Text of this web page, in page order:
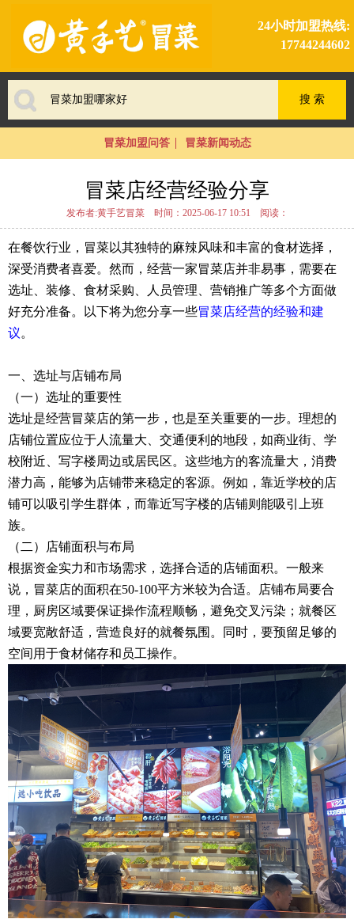
24小时加盟热线:
17744244602
冒菜加盟问答 冒菜新闻动态
冒菜店经营经验分享
发布者:黄手艺冒菜 时间：2025-06-17 10:51 阅读：
在餐饮行业，冒菜以其独特的麻辣风味和丰富的食材选择，
深受消费者喜爱。然而，经营一家冒菜店并非易事，需要在
选址、装修、食材采购、人员管理、营销推广等多个方面做
好充分准备。以下将为您分享一些冒菜店经营的经验和建
议。
一、选址与店铺布局
（一）选址的重要性
选址是经营冒菜店的第一步，也是至关重要的一步。理想的
店铺位置应位于人流量大、交通便利的地段，如商业街、学
校附近、写字楼周边或居民区。这些地方的客流量大，消费
潜力高，能够为店铺带来稳定的客源。例如，靠近学校的店
铺可以吸引学生群体，而靠近写字楼的店铺则能吸引上班
族。
（二）店铺面积与布局
根据资金实力和市场需求，选择合适的店铺面积。一般来
说，冒菜店的面积在50-100平方米较为合适。店铺布局要合
理，厨房区域要保证操作流程顺畅，避免交叉污染；就餐区
域要宽敞舒适，营造良好的就餐氛围。同时，要预留足够的
空间用于食材储存和员工操作。